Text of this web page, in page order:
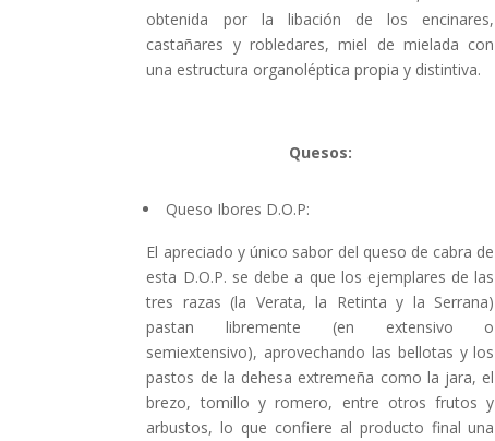
obtenida por la libación de los encinares,
castañares y robledares, miel de mielada con
una estructura organoléptica propia y distintiva.
Quesos:
Queso Ibores D.O.P:
El apreciado y único sabor del queso de cabra de
esta D.O.P. se debe a que los ejemplares de las
tres razas (la Verata, la Retinta y la Serrana)
pastan libremente (en extensivo o
semiextensivo), aprovechando las bellotas y los
pastos de la dehesa extremeña como la jara, el
brezo, tomillo y romero, entre otros frutos y
arbustos, lo que confiere al producto final una